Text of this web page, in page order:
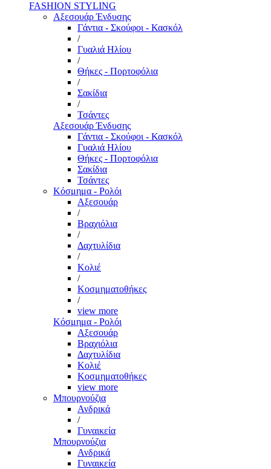
FASHION STYLING
Αξεσουάρ Ένδυσης
Γάντια - Σκούφοι - Κασκόλ
/
Γυαλιά Ηλίου
/
Θήκες - Πορτοφόλια
/
Σακίδια
/
Τσάντες
Αξεσουάρ Ένδυσης
Γάντια - Σκούφοι - Κασκόλ
Γυαλιά Ηλίου
Θήκες - Πορτοφόλια
Σακίδια
Τσάντες
Κόσμημα - Ρολόι
Αξεσουάρ
/
Βραχιόλια
/
Δαχτυλίδια
/
Κολιέ
/
Κοσμηματοθήκες
/
view more
Κόσμημα - Ρολόι
Αξεσουάρ
Βραχιόλια
Δαχτυλίδια
Κολιέ
Κοσμηματοθήκες
view more
Μπουρνούζια
Ανδρικά
/
Γυναικεία
Μπουρνούζια
Ανδρικά
Γυναικεία